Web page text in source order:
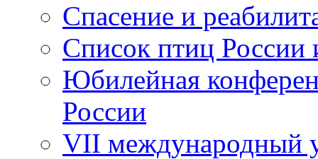
Спасение и
Список птиц России
Юбилейная
России
VII международный